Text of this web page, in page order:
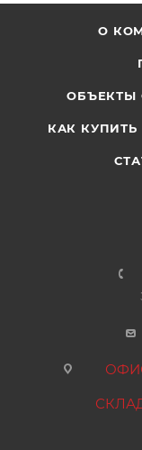
О
ОБЪЕКТЫ
КАК КУПИТЬ